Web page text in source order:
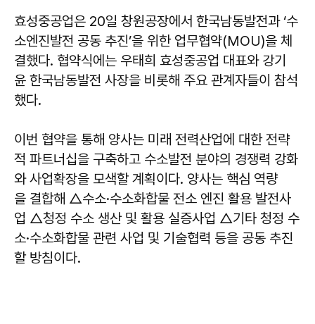
효성중공업은 20일 창원공장에서 한국남동발전과 ‘수
소엔진발전 공동 추진’을 위한 업무협약(MOU)을 체
결했다. 협약식에는 우태희 효성중공업 대표와 강기
윤 한국남동발전 사장을 비롯해 주요 관계자들이 참석
했다.
이번 협약을 통해 양사는 미래 전력산업에 대한 전략
적 파트너십을 구축하고 수소발전 분야의 경쟁력 강화
와 사업확장을 모색할 계획이다. 양사는 핵심 역량
을 결합해 △수소·수소화합물 전소 엔진 활용 발전사
업 △청정 수소 생산 및 활용 실증사업 △기타 청정 수
소·수소화합물 관련 사업 및 기술협력 등을 공동 추진
할 방침이다.